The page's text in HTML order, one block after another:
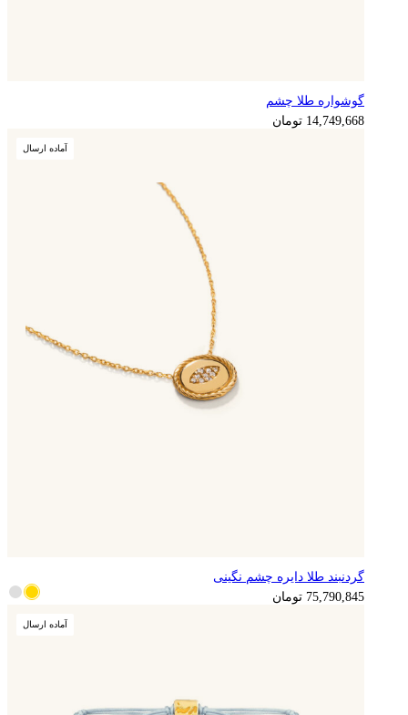
3,687,417 تومانگوشواره طلا چشم
14,749,668 تومان
آماده ارسال
18,947,711 تومان
گردنبند طلا دایره چشم نگینی
75,790,845 تومان
آماده ارسال